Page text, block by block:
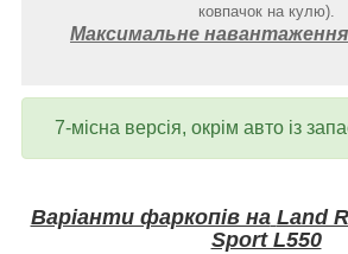
ковпачок на кулю).
Максимальне навантаження
7-місна версія, окрім авто із
Варіанти фаркопів на Land
Sport L550